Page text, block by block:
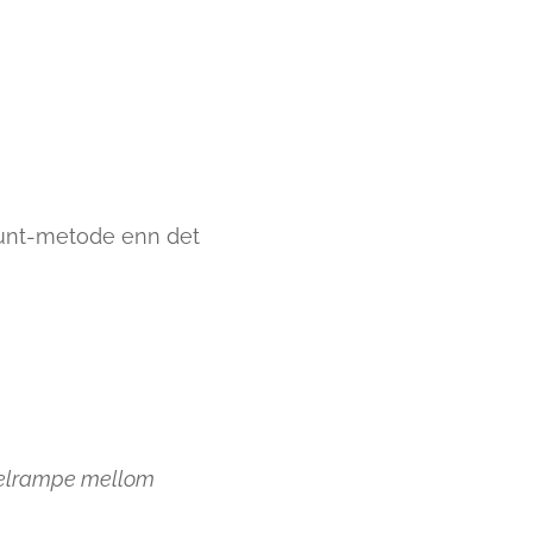
metode enn det
mellom